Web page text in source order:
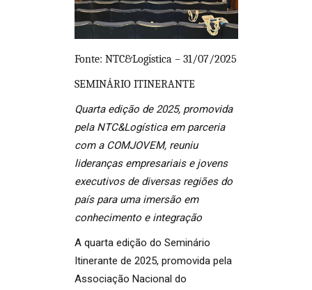
Fonte: NTC&Logística – 31/07/2025
SEMINÁRIO ITINERANTE
Quarta edição de 2025, promovida
pela NTC&Logística em parceria
com a COMJOVEM, reuniu
lideranças empresariais e jovens
executivos de diversas regiões do
país para uma imersão em
conhecimento e integração
A quarta edição do Seminário
Itinerante de 2025, promovida pela
Associação Nacional do